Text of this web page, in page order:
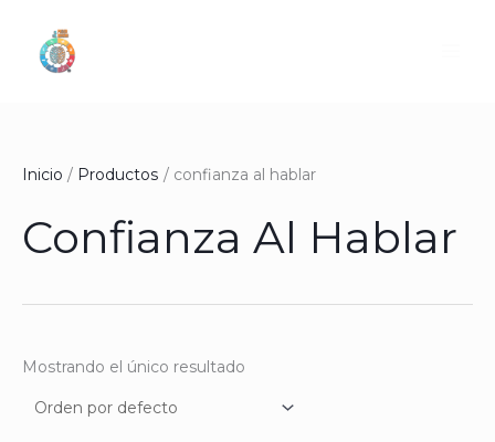
contenido
Inicio Productos confianza al hablar
Confianza Al Hablar
Mostrando el único resultado